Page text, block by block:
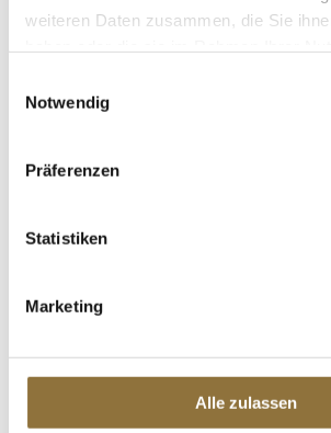
weiteren Daten zusammen, die Sie
Notwendig
Präferenzen
Statistiken
Marketing
Alle zulassen
Agavendicksaft,
Art.Nr.:44875
rot-schwarz, 550/BR, 1
Art.Nr.:28292